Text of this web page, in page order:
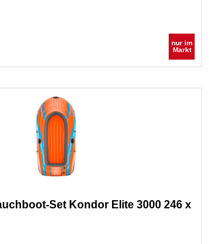
nur im
Markt
Set Kondor Elite 3000 246 x